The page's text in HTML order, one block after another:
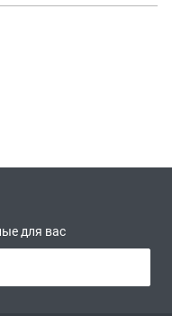
для вас